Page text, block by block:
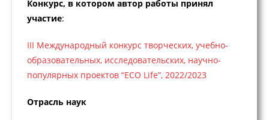
Конкурс, в котором автор работы принял
участие:
III Международный конкурс творческих, учебно-
образовательных, исследовательских, научно-
популярных проектов “ECO Life”, 2022/2023
Отрасль наук